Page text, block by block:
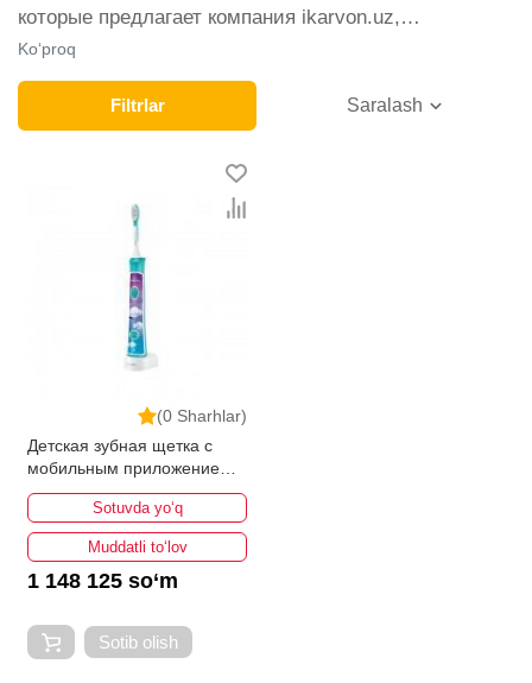
которые предлагает компания ikarvon.uz,
пользуются широким спросом среди наших
клиентов. Мы обеспечиваем лучшие условия
продажи этой категории товара. Аксессуары для
раковины в интернет-магазине представлены
ведущими производителями и брендами, список
которых постоянно расширяется. Мы доставляем
товар в любом количестве по всей территории
страны. Все это дополняет лучшая по Узбекистану
стоимость, Аксессуары для раковины от ikarvon.uz
— это самый широкий диапазон цен. Причем здесь
представлена оптимальная цена для каждой
позиции из категории Аксессуары для раковины.
Ko‘proq
Filtrlar Saralash
(0 Sharhlar)
Детская зубная щетка c
мобильным приложением
Philips HX6322/04
Sotuvda yo‘q
Muddatli to‘lov
1 148 125 so‘m
Sotib olish